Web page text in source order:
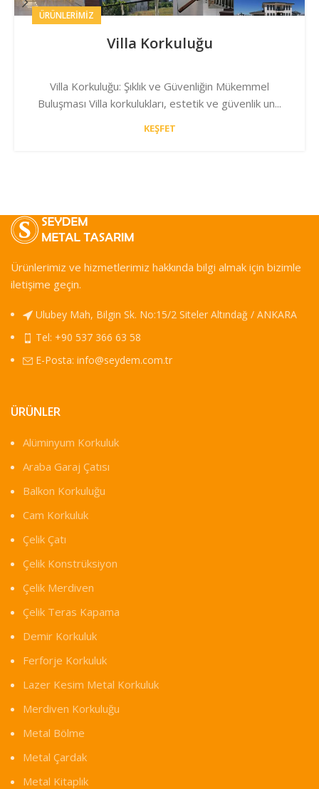
ÜRÜNLERIMIZ
Villa Korkuluğu
Villa Korkuluğu: Şıklık ve Güvenliğin Mükemmel
Buluşması Villa korkulukları, estetik ve güvenlik un...
KEŞFET
Ürünlerimiz ve hizmetlerimiz hakkında bilgi almak için bizimle
iletişime geçin.
Ulubey Mah, Bilgin Sk. No:15/2 Siteler Altındağ / ANKARA
Tel: +90 537 366 63 58
E-Posta: info@seydem.com.tr
ÜRÜNLER
Alüminyum Korkuluk
Araba Garaj Çatısı
Balkon Korkuluğu
Cam Korkuluk
Çelik Çatı
Çelik Konstrüksiyon
Çelik Merdiven
Çelik Teras Kapama
Demir Korkuluk
Ferforje Korkuluk
Lazer Kesim Metal Korkuluk
Merdiven Korkuluğu
Metal Bölme
Metal Çardak
Metal Kitaplık